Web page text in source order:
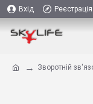
Вхід Реєстрація
Зворотній